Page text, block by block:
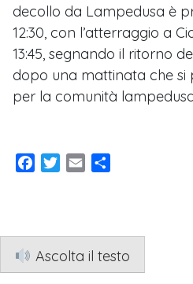
decollo da Lampedusa è
12:30, con l’atterraggio a
13:45, segnando il ritorno
dopo una mattinata che si
per la comunità
Facebook
TwitterEmail
Ascolta il testo